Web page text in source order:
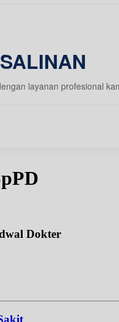
layanan profesional
Dokter